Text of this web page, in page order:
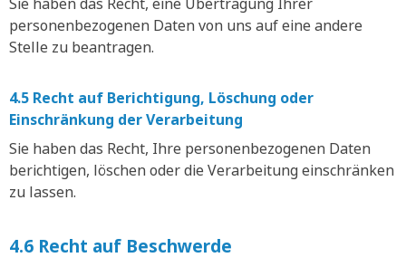
personenbezogenen Daten von uns auf eine andere
Stelle zu beantragen.
4.5 Recht auf Berichtigung, Löschung oder
Einschränkung der Verarbeitung
Sie haben das Recht, Ihre personenbezogenen Daten
berichtigen, löschen oder die Verarbeitung einschränken
zu lassen.
4.6 Recht auf Beschwerde